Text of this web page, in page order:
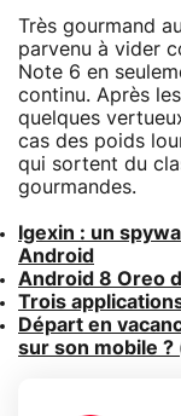
Très gourmand
parvenu à vider
Note 6 en
continu. Après
quelques
cas des poids
qui sortent du
gourmandes.
Igexin : un
Android
Android 8 Oreo
Trois
Départ en
sur son mobile